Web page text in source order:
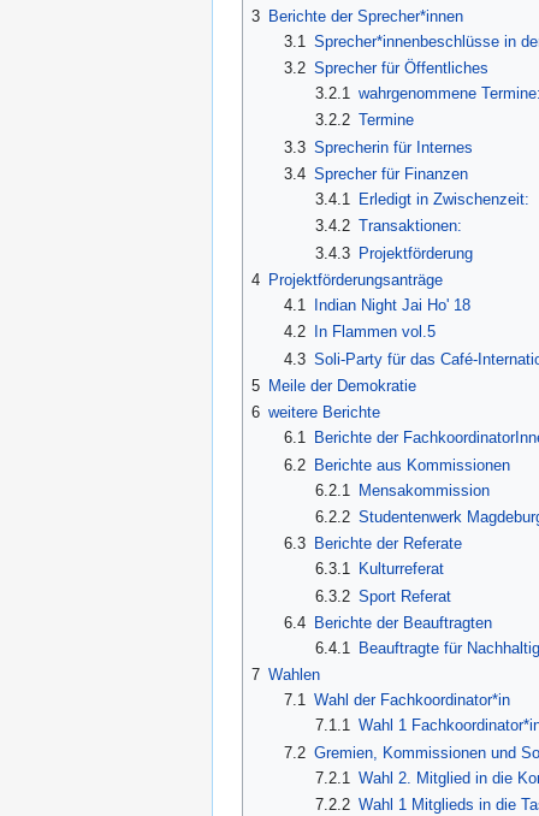
3 Berichte der Sprecher*innen
3.1
Sprecher*innenbeschlüsse in
3.2 Sprecher für Öffentliches
3.2.1 wahrgenommene
3.2.2 Termine
3.3 Sprecherin für Internes
3.4 Sprecher für Finanzen
3.4.1 Erledigt in Zwischenzeit:
3.4.2 Transaktionen:
3.4.3 Projektförderung
4 Projektförderungsanträge
4.1
Indian Night Jai Ho' 18
4.2
In Flammen vol.5
4.3 Soli-Party für das Café-
5 Meile der Demokratie
6 weitere Berichte
6.1
Berichte der
6.2 Berichte aus Kommissionen
6.2.1
Mensakommission
6.2.2 Studentenwerk
6.3
Berichte der Referate
6.3.1 Kulturreferat
6.3.2 Sport Referat
6.4
Berichte der Beauftragten
6.4.1 Beauftragte für
7 Wahlen
7.1 Wahl der Fachkoordinator*in
7.1.1 Wahl 1
7.2 Gremien, Kommissionen und
7.2.1
Wahl 2. Mitglied in die
7.2.2 Wahl 1 Mitglieds in die